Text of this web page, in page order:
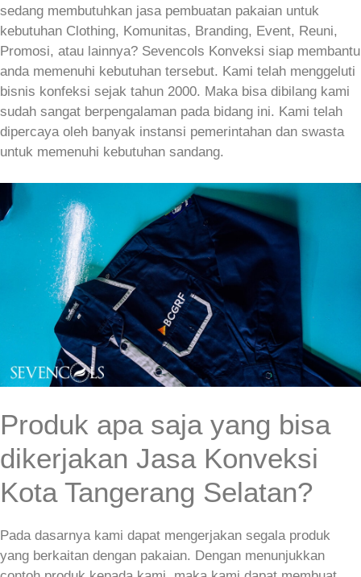
sedang membutuhkan jasa pembuatan pakaian untuk
kebutuhan Clothing, Komunitas, Branding, Event, Reuni,
Promosi, atau lainnya? Sevencols Konveksi siap membantu
anda memenuhi kebutuhan tersebut. Kami telah menggeluti
bisnis konfeksi sejak tahun 2000. Maka bisa dibilang kami
sudah sangat berpengalaman pada bidang ini. Kami telah
dipercaya oleh banyak instansi pemerintahan dan swasta
untuk memenuhi kebutuhan sandang.
Produk apa saja yang bisa
dikerjakan Jasa Konveksi
Kota Tangerang Selatan?
Pada dasarnya kami dapat mengerjakan segala produk
yang berkaitan dengan pakaian. Dengan menunjukkan